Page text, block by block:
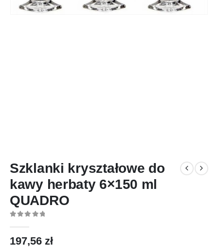
Szklanki kryształowe do
kawy herbaty 6×150 ml
QUADRO
197,56 zł